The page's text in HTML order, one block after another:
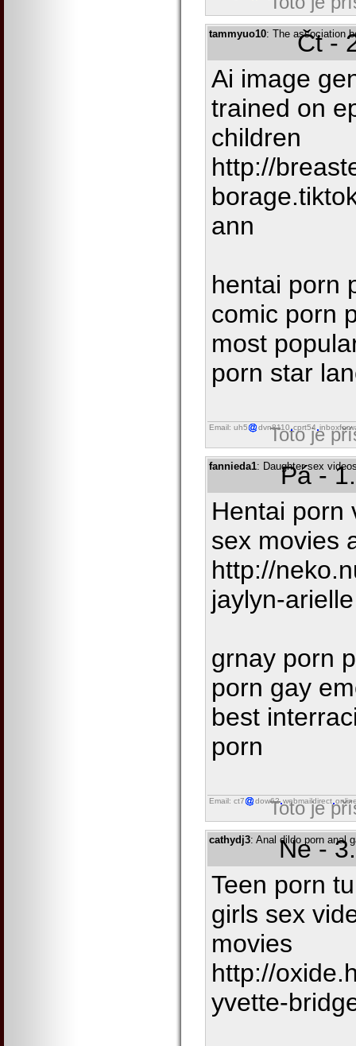
tammyuo10: The association
Čt -
Ai image
trained on
children
http://
ann
hentai porn
comic porn
most
porn star
Email: uh5 dvn8110 cprt54
Toto je
fannieda1: Daughter sex
Pá -
Hentai porn
sex movies
http://
jaylyn-arielle
grnay porn
porn gay
best
porn
Email: ct7 dow62 webmaildirect
Toto je
cathydj3: Anal dildo porn anal
Ne -
Teen porn
girls sex
movies
http://
yvette-